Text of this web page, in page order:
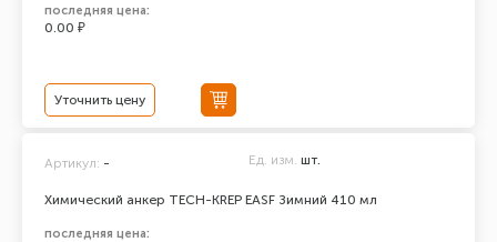
последняя цена:
0.00 ₽
Уточнить цену
Химический анкер TECH-KREP EASF Зимний 410 мл
Артикул: - Ед. изм. шт.
последняя цена: